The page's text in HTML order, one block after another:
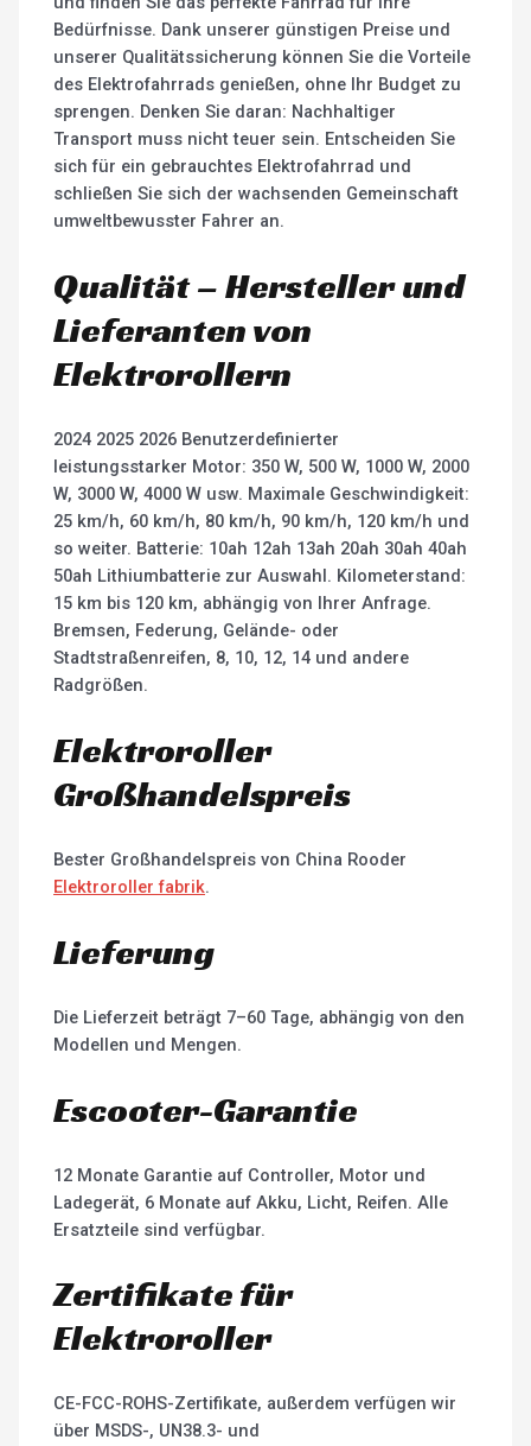
Bedürfnisse. Dank unserer günstigen Preise und
unserer Qualitätssicherung können Sie die Vorteile
des Elektrofahrrads genießen, ohne Ihr Budget zu
sprengen. Denken Sie daran: Nachhaltiger
Transport muss nicht teuer sein. Entscheiden Sie
sich für ein gebrauchtes Elektrofahrrad und
schließen Sie sich der wachsenden Gemeinschaft
umweltbewusster Fahrer an.
Qualität – Hersteller und
Lieferanten von
Elektrorollern
2024 2025 2026 Benutzerdefinierter
leistungsstarker Motor: 350 W, 500 W, 1000 W, 2000
W, 3000 W, 4000 W usw. Maximale Geschwindigkeit:
25 km/h, 60 km/h, 80 km/h, 90 km/h, 120 km/h und
so weiter. Batterie: 10ah 12ah 13ah 20ah 30ah 40ah
50ah Lithiumbatterie zur Auswahl. Kilometerstand:
15 km bis 120 km, abhängig von Ihrer Anfrage.
Bremsen, Federung, Gelände- oder
Stadtstraßenreifen, 8, 10, 12, 14 und andere
Radgrößen.
Elektroroller
Großhandelspreis
Bester Großhandelspreis von China Rooder
Elektroroller fabrik.
Lieferung
Die Lieferzeit beträgt 7–60 Tage, abhängig von den
Modellen und Mengen.
Escooter-Garantie
12 Monate Garantie auf Controller, Motor und
Ladegerät, 6 Monate auf Akku, Licht, Reifen. Alle
Ersatzteile sind verfügbar.
Zertifikate für
Elektroroller
CE-FCC-ROHS-Zertifikate, außerdem verfügen wir
über MSDS-, UN38.3- und